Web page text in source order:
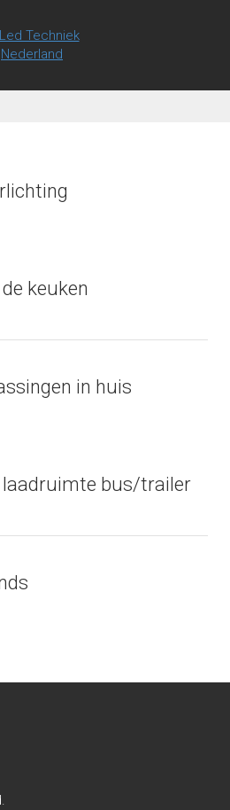
keuken
in huis
laadruimte bus/trailer